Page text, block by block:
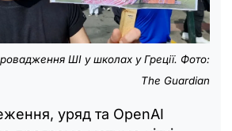
ШІ у школах у Греції. Фото:
The Guardian
уряд та OpenAI